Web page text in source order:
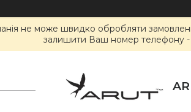
не може швидко обробляти
залишити Ваш номер телефону -